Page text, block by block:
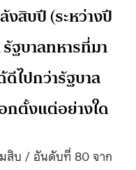
สิบปี (ระหว่างปี
ฐบาลทหารที่มา
ดีไปกว่ารัฐบาล
กตั้งแต่อย่างใด
สิบ / อันดับที่ 80 จาก